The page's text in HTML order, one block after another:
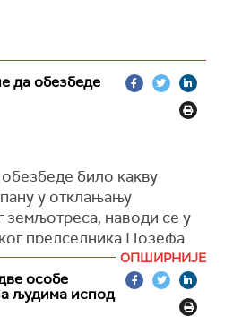
да обезбеде
било какву
у отклањању
земљотреса, наводи се у
председника Џозефа
.
САД и Јапан деле
које
ОПШИРНИЈЕ
особе
људима испод